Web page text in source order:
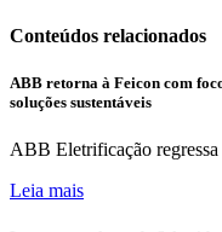
Conteúdos relacionados
ABB retorna à Feicon com
soluções sustentáveis
ABB Eletrificação
Leia mais